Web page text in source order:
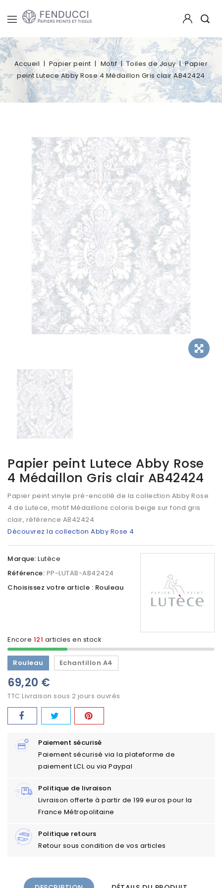
Accueil Papier peint Motif Toiles de Jouy
Papier
peint Lutece Abby Rose 4 Médaillon Gris clair AB42424
Papier peint Lutece Abby Rose
4 Médaillon Gris clair AB42424
Papier peint vinyle pré-encollé de la collection Abby Rose
4 de Lutece, motif Médaillons coloris beige sur fond gris
clair, référence AB42424
Découvrez la collection Abby Rose 4
Marque: Lutèce
Référence: PP-LUTAB-AB42424
Encore 121 articles en stock
Choisissez votre article : Rouleau
Rouleau Echantillon A4
69,20 €
TTC Livraison sous 2 jours ouvrés
Paiement sécurisé
Paiement sécurisé via la plateforme de
paiement LCL ou via Paypal
Politique de livraison
Livraison offerte à partir de 199 euros pour la
France Métropolitaine
Politique retours
Retour sous condition de vos articles